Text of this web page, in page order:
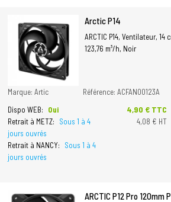
Arctic P14
ARCTIC P14, Ventilateur,
123,76 m³/h, Noir
Marque: Artic Référence: ACFAN00123A
Dispo WEB:
Oui
Retrait à METZ:
Sous 1 à 4
jours ouvrés
Retrait à NANCY:
Sous 1 à 4
jours ouvrés
Prix
4,90 € TTC
4,08 € HT
ARCTIC P12 Pro 120mm